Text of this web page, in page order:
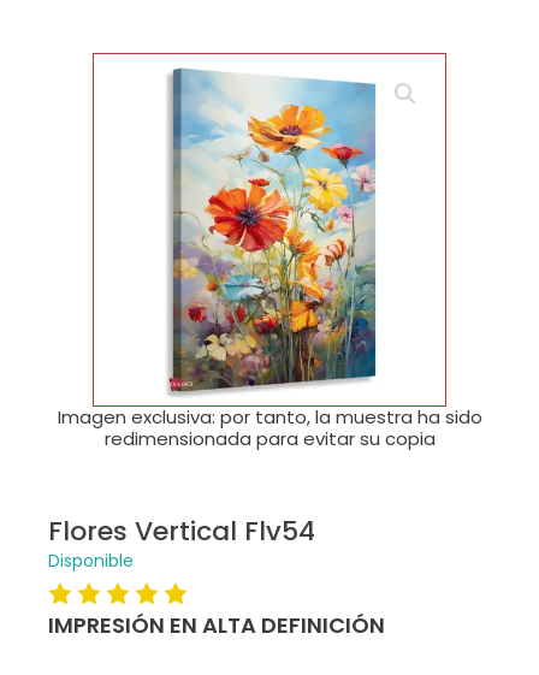
Imagen exclusiva: por tanto, la muestra ha sido
redimensionada para evitar su copia
Flores Vertical Flv54
Disponible
IMPRESIÓN EN ALTA DEFINICIÓN